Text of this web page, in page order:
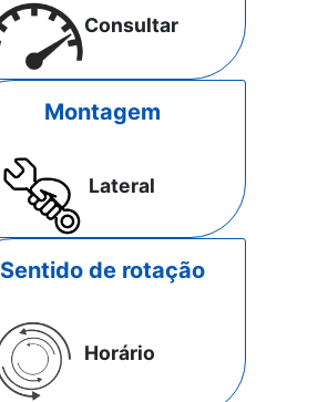
Consultar
Montagem
Lateral
Sentido de rotação
Horário